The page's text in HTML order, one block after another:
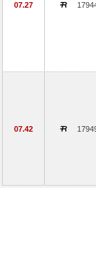
07.27
07.42